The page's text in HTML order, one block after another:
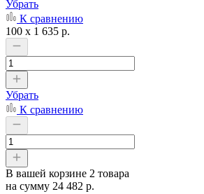
Убрать
К сравнению
100 x 1 635 р.
Убрать
К сравнению
В вашей корзине 2 товара
на сумму 24 482 р.